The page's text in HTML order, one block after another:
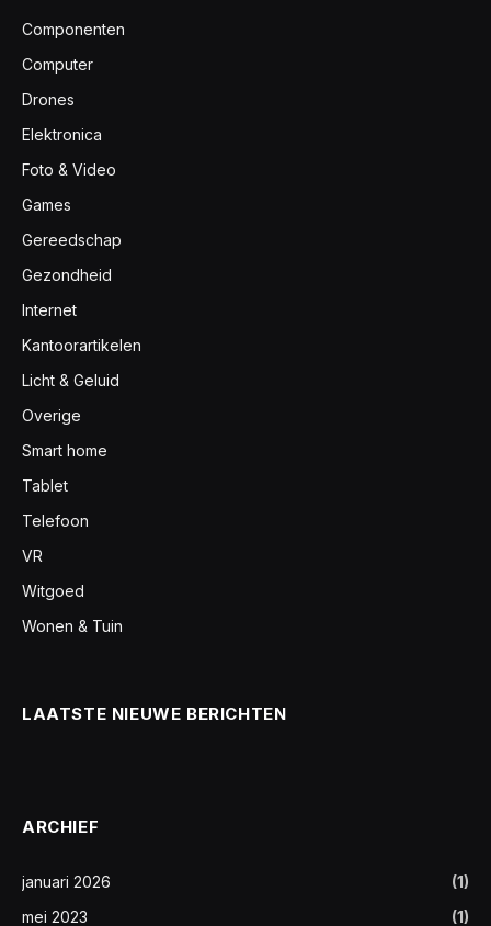
Componenten
Computer
Drones
Elektronica
Foto & Video
Games
Gereedschap
Gezondheid
Internet
Kantoorartikelen
Licht & Geluid
Overige
Smart home
Tablet
Telefoon
VR
Witgoed
Wonen & Tuin
LAATSTE NIEUWE BERICHTEN
ARCHIEF
januari 2026
(1)
mei 2023
(1)